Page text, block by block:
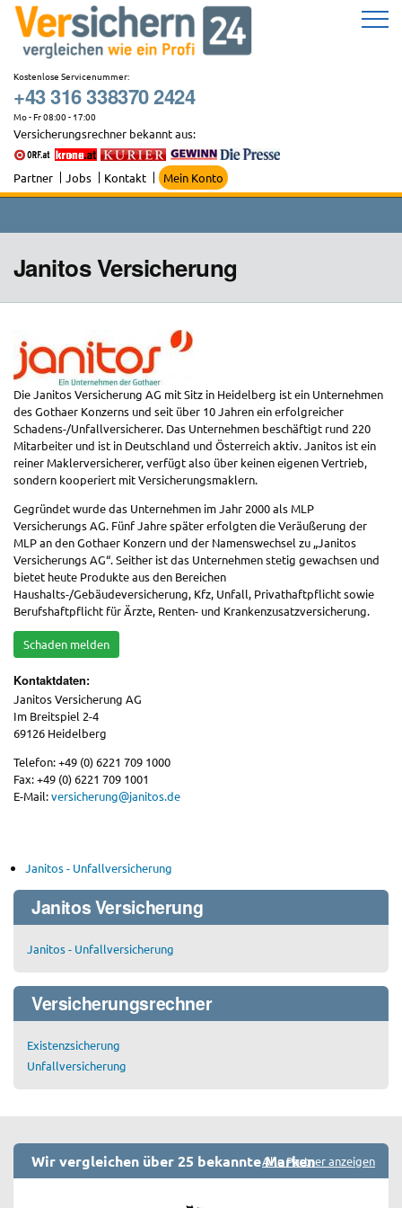
Zum
Inhalt
springen
Kostenlose Servicenummer:
+43 316 338370 2424
Mo - Fr 08:00 - 17:00
Versicherungsrechner bekannt aus:
Partner Jobs Kontakt Mein Konto
Janitos Versicherung
Die Janitos Versicherung AG mit Sitz in Heidelberg ist ein Unternehmen
des Gothaer Konzerns und seit über 10 Jahren ein erfolgreicher
Schadens-/Unfallversicherer. Das Unternehmen beschäftigt rund 220
Mitarbeiter und ist in Deutschland und Österreich aktiv. Janitos ist ein
reiner Maklerversicherer, verfügt also über keinen eigenen Vertrieb,
sondern kooperiert mit Versicherungsmaklern.
Gegründet wurde das Unternehmen im Jahr 2000 als MLP
Versicherungs AG. Fünf Jahre später erfolgten die Veräußerung der
MLP an den Gothaer Konzern und der Namenswechsel zu „Janitos
Versicherungs AG“. Seither ist das Unternehmen stetig gewachsen und
bietet heute Produkte aus den Bereichen
Haushalts-/Gebäudeversicherung, Kfz, Unfall, Privathaftpflicht sowie
Berufshaftpflicht für Ärzte, Renten- und Krankenzusatzversicherung.
Schaden melden
Kontaktdaten:
Janitos Versicherung AG
Im Breitspiel 2-4
69126 Heidelberg
Telefon: +49 (0) 6221 709 1000
Fax: +49 (0) 6221 709 1001
E-Mail:versicherung@janitos.de
Janitos - Unfallversicherung
Janitos Versicherung
Janitos - Unfallversicherung
Versicherungsrechner
Existenzsicherung
Unfallversicherung
Wir vergleichen über 25 bekannte MarkenAlle Partner anzeigen